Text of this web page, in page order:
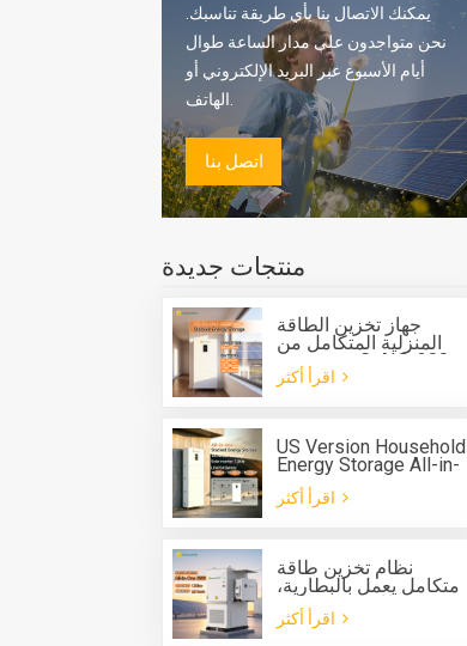
يمكنك الاتصال بنا بأي طريقة تناسبك.
نحن متواجدون على مدار الساعة طوال
أيام الأسبوع عبر البريد الإلكتروني أو
اتصل بنا
منتجات جديدة
جهاز تخزين الطاقة
المنزلية المتكامل من
جرين صن G-AIO-200-
S6K/S11K
US Version Household
Energy Storage All-in-
one Machine G-AIO-
200-U7.2K
نظام تخزين طاقة
متكامل يعمل بالبطارية،
مزود بنظام تبريد سائل،
للاستخدام الخارجي، من